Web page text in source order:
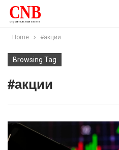
Home #акции
Browsing Tag
#акции